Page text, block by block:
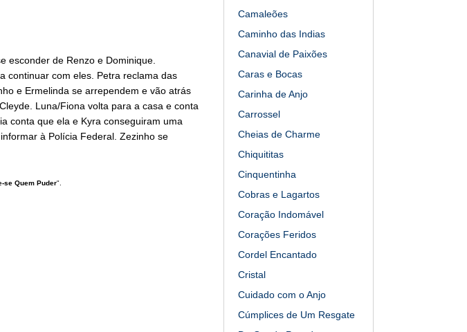
esconder de Renzo e Dominique.
continuar com eles. Petra reclama das
e Ermelinda se arrependem e vão atrás
Luna/Fiona volta para a casa e conta
conta que ela e Kyra conseguiram uma
à Polícia Federal. Zezinho se
se Quem Puder".
Camaleões
Caminho das Indias
Canavial de Paixões
Caras e Bocas
Carinha de Anjo
Carrossel
Cheias de Charme
Chiquititas
Cinquentinha
Cobras e Lagartos
Coração Indomável
Corações Feridos
Cordel Encantado
Cristal
Cuidado com o Anjo
Cúmplices de Um Resgate